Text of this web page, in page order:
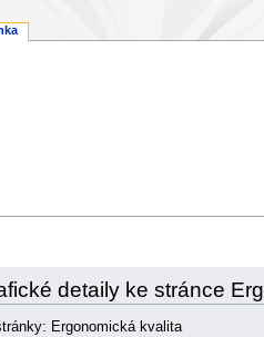
detaily ke stránce
Ergonomická kvalita